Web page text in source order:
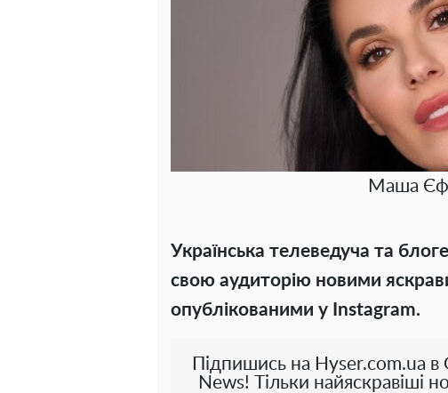
Маша
Українська телеведуча та
свою аудиторію новими
опублікованими у Instagram.
Підпишись на Hyser.com.ua в
News! Тільки найяскравіші